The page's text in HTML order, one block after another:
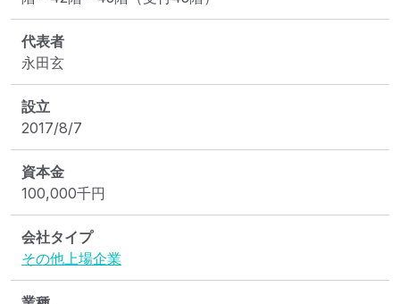
代表者
永田玄
設立
2017/8/7
資本金
100,000千円
会社タイプ
その他上場企業